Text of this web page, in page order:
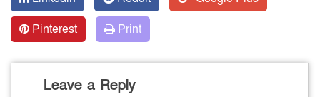
Pinterest
Print
Leave a Reply